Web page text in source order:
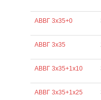
АВВГ 3х35+0
АВВГ 3х35
АВВГ 3х35+1х10
АВВГ 3х35+1х25